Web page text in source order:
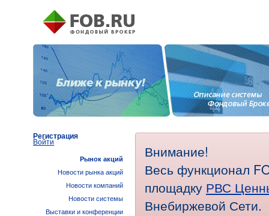
Внимание!
Весь функционал
площадку РВС
Внебиржевой Сети.
Регистрация
Войти
Рынок акций
Новости рынка акций
Новости компаний
Новости системы
Выставки и конференции